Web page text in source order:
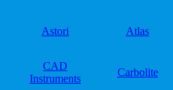
Astori Atlas
CAD
Instruments
Carbolite